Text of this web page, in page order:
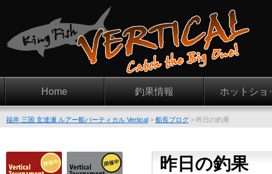
Home 釣果情報 ホットショ
福井 三国 玄達瀬 ルアー船バーティカル Vertical > 船長ブログ > 昨日の釣果
昨日の釣果